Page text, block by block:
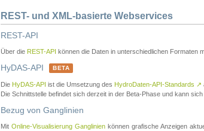
REST- und XML-basierte Webservices
REST-API
Über die REST-API können die Daten in unterschiedlichen Formaten
HyDAS-API BETA
Die HyDAS-API ist die Umsetzung des HydroDaten-API-Standards ↗
Die Schnittstelle befindet sich derzeit in der Beta-Phase und kann
Bezug von Ganglinien
MitOnline-Visualisierung Ganglinien können grafische Anzeigen